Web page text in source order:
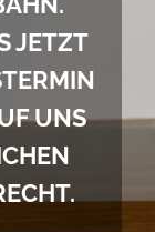
JETZT
UNS